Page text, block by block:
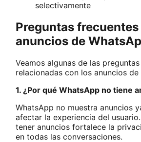
selectivamente
Preguntas
anuncios de
Veamos algunas de las
relacionadas con los anuncios de
1. ¿Por qué WhatsApp no tiene
WhatsApp no muestra anuncios
afectar la experiencia del
tener anuncios fortalece la
en todas las conversaciones.